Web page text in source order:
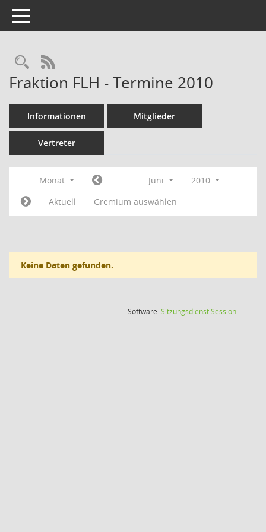
Toggle navigation
Rechercheauswahl
RSS-Feed
Fraktion FLH - Termine 2010
Informationen Mitglieder
Vertreter
Monat Juni
2010
Aktuell
Gremium auswählen
Keine Daten gefunden.
Software:SitzungsdienstSession(Wird in